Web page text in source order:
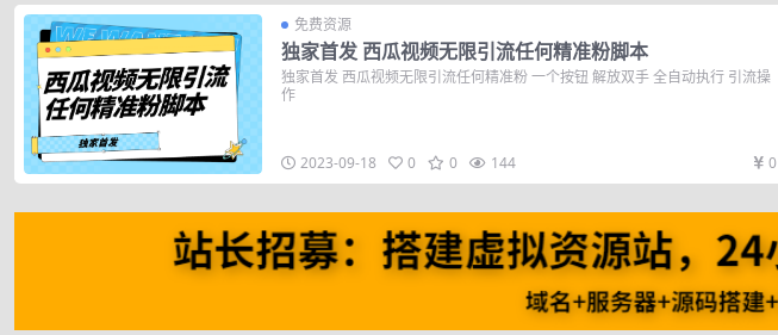
免费资源
独家首发 西瓜视频无限引流任何精准粉脚本
独家首发 西瓜视频无限引流任何精准粉 一个按钮 解放双手 全自动执行 引流操
作
2023-09-18 0 0 144 0